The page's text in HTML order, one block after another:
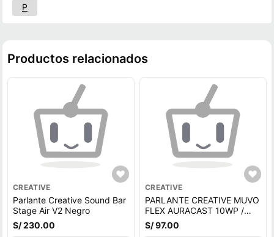
P
Productos relacionados
CREATIVE
Parlante Creative Sound Bar
Stage Air V2 Negro
S/ 230.00
CREATIVE
PARLANTE CREATIVE MUVO
FLEX AURACAST 10WP /
MIC / BT 5.3 / IPX67 / 10H /
USB-C GREY
S/ 97.00